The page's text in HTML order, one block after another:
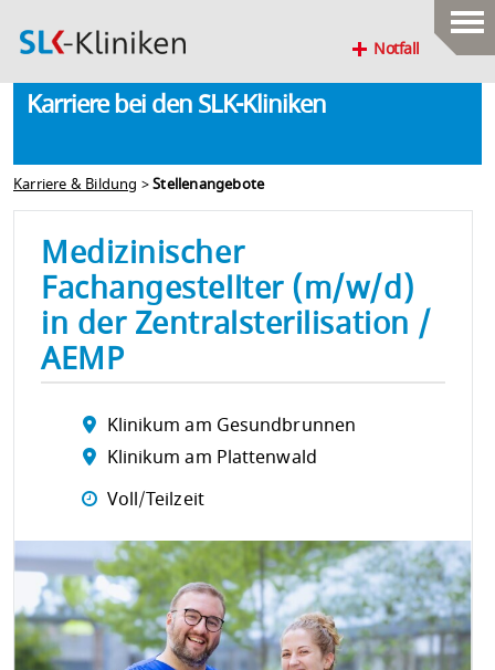
Notfall
Karriere bei den SLK-Kliniken
Karriere & Bildung >Stellenangebote
Medizinischer
Fachangestellter (m/w/d)
in der Zentralsterilisation /
AEMP
Klinikum am Gesundbrunnen
Klinikum am Plattenwald
Voll/Teilzeit